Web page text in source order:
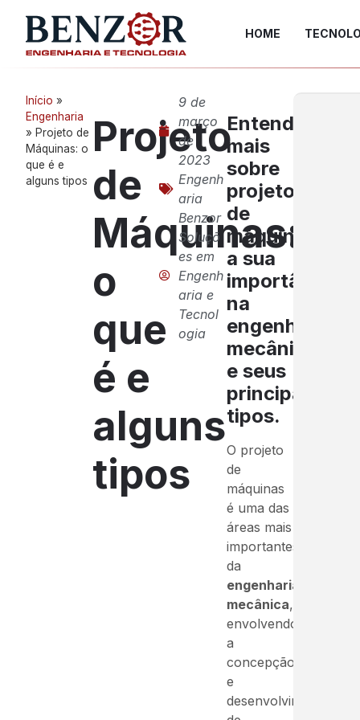
HOME
Início »
Engenharia
» Projeto de
Máquinas: o
que é e
alguns tipos
Projeto
de
Máquinas:
o
que
é e
alguns
tipos
9 de
março
de
2023
Engenh
aria
Benzor
Soluçõ
es em
Engenh
aria e
Tecnol
ogia
Entenda
mais
sobre
projetos
de
máquinas,
a sua
importância
na
engenharia
mecânica
e seus
principais
tipos.
O projeto
de
máquinas
é uma das
áreas mais
importantes
da
engenharia
mecânica,
envolvendo
a
concepção
e
desenvolvimento